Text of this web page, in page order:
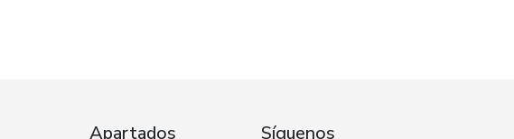
Apartados
Síguenos